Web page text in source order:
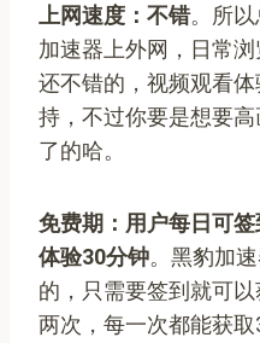
上网速度：不错。所
加速器上外网，日常
还不错的，视频观看
持，不过你要是想要
了的哈。
免费期：用户每日可
体验30分钟。黑豹加
的，只需要签到就可
两次，每一次都能获